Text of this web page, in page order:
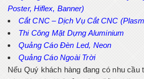
Poster, Hiflex, Banner)
Cắt CNC – Dịch Vụ Cắt CNC
Thi Công Mặt Dựng Aluminium
Quảng Cáo Đèn Led, Neon
Quảng Cáo Ngoài Trời
Nếu Quý khách hàng đang có nhu cầu